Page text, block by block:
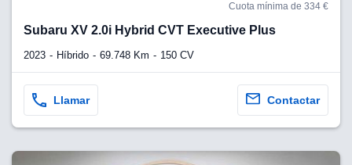
Cuota mínima de 334 €
Subaru XV 2.0i Hybrid CVT Executive Plus
2023 Híbrido 69.748 Km 150 CV
Llamar Contactar